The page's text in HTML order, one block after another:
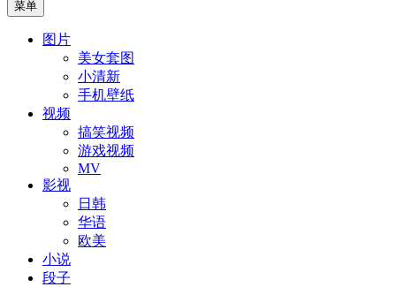
菜单
图片
美女套图
小清新
手机壁纸
视频
搞笑视频
游戏视频
MV
影视
日韩
华语
欧美
小说
段子